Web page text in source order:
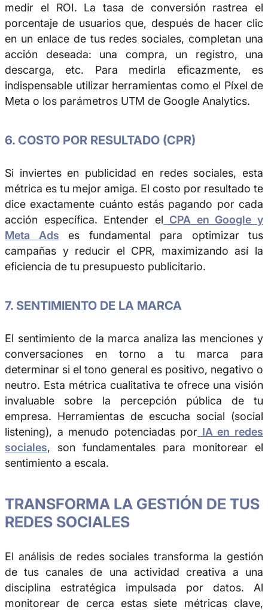
medir el ROI. La tasa de conversión rastrea el
porcentaje de usuarios que, después de hacer clic
en un enlace de tus redes sociales, completan una
acción deseada: una compra, un registro, una
descarga, etc. Para medirla eficazmente, es
indispensable utilizar herramientas como el Píxel de
Meta o los parámetros UTM de Google Analytics.
6. COSTO POR RESULTADO (CPR)
Si inviertes en publicidad en redes sociales, esta
métrica es tu mejor amiga. El costo por resultado te
dice exactamente cuánto estás pagando por cada
acción específica. Entender el CPA en Google y
Meta Ads es fundamental para optimizar tus
campañas y reducir el CPR, maximizando así la
eficiencia de tu presupuesto publicitario.
7. SENTIMIENTO DE LA MARCA
El sentimiento de la marca analiza las menciones y
conversaciones en torno a tu marca para
determinar si el tono general es positivo, negativo o
neutro. Esta métrica cualitativa te ofrece una visión
invaluable sobre la percepción pública de tu
empresa. Herramientas de escucha social (social
listening), a menudo potenciadas por IA en redes
sociales, son fundamentales para monitorear el
sentimiento a escala.
TRANSFORMA LA GESTIÓN DE TUS
REDES SOCIALES
El análisis de redes sociales transforma la gestión
de tus canales de una actividad creativa a una
disciplina estratégica impulsada por datos. Al
monitorear de cerca estas siete métricas clave,